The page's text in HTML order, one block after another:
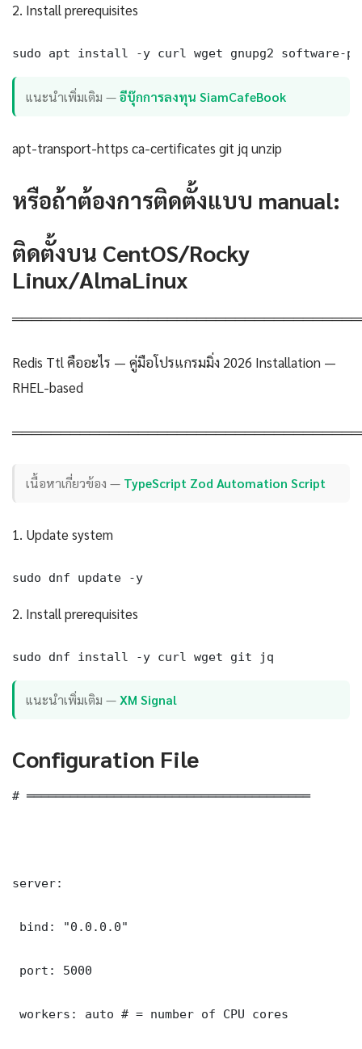
2. Install prerequisites
sudo apt install -y curl wget gnupg2 software-
แนะนำเพิ่มเติม —อีบุ๊กการลงทุน SiamCafeBook
apt-transport-https ca-certificates git jq unzip
หรือถ้าต้องการติดตั้งแบบ manual:
ติดตั้งบน CentOS/Rocky
Linux/AlmaLinux
Redis Ttl คืออะไร — คู่มือโปรแกรมมิ่ง 2026 Installation —
RHEL-based
เนื้อหาเกี่ยวข้อง — TypeScript Zod Automation Script
1. Update system
sudo dnf update -y
2. Install prerequisites
sudo dnf install -y curl wget git jq
แนะนำเพิ่มเติม —XM Signal
Configuration File
# ═══════════════════════════════════════
server:
bind: "0.0.0.0"
port: 5000
workers: auto # = number of CPU cores